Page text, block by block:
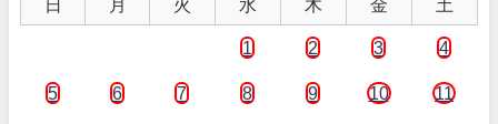
日 月 火 水 木 金 土
1 2 3 4
5 6 7 8 9 10 11